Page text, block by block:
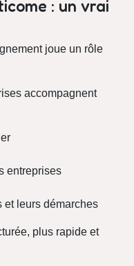
: un vrai
joue un rôle
accompagnent
entreprises
et leurs démarches
plus rapide et